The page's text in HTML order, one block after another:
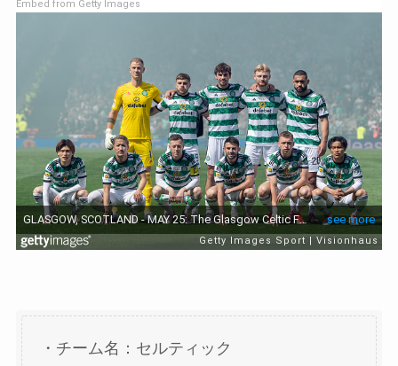
Embed from Getty Images
・チーム名：セルティック